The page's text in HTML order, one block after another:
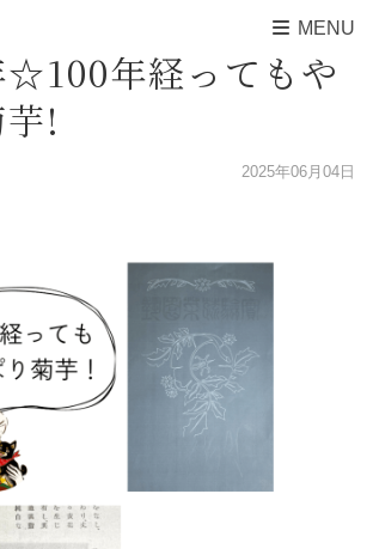
MENU
☆100年経ってもや
!
2025年06月04日